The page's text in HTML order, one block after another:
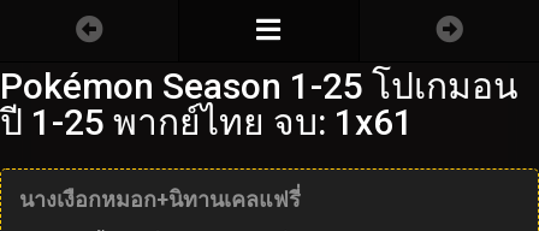
Pokémon Season 1-25 โปเกมอน
ปี 1-25 พากย์ไทย จบ: 1x61
นางเงือกหมอก+นิทานเคลแฟรี่